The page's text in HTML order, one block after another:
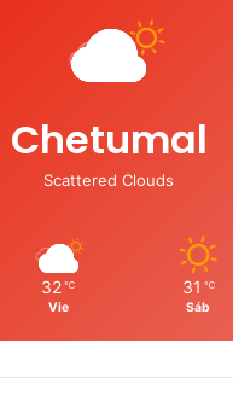
Chetumal
Scattered Clouds
32 ℃
Vie
31 ℃
Sáb